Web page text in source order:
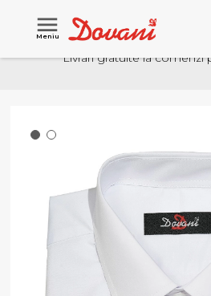
Meniu
Livrari gratuite la comenzi